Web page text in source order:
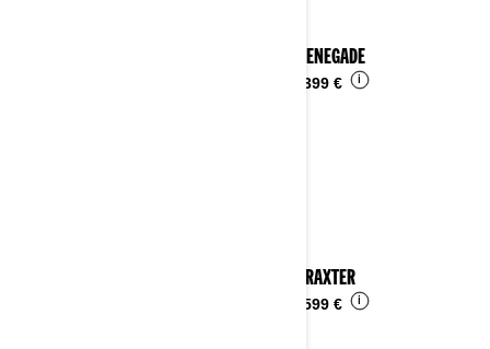
2024 RENEGADE
14.399 € i
2024 TRAXTER
16.599 € i